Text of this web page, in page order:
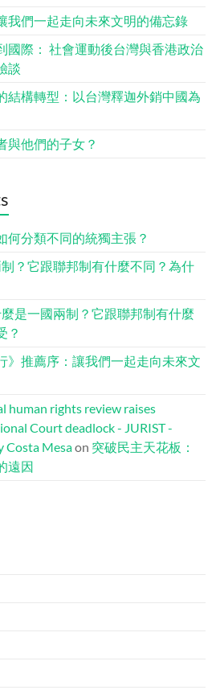
我們一起走向未來文明的備忘錄
國際： 社會運動後台灣與香港政治
談
結構轉型：以台灣釋迦外銷中國為
與他們的子女？
何分類不同的統獨主張？
？它跟聯邦制有什麼不同？為什
是一國兩制？它跟聯邦制有什麼
？
》推薦序：讓我們一起走向未來文
human rights review raises
Court deadlock - JURIST -
Costa Mesaon 突破民主天花板：
遠因